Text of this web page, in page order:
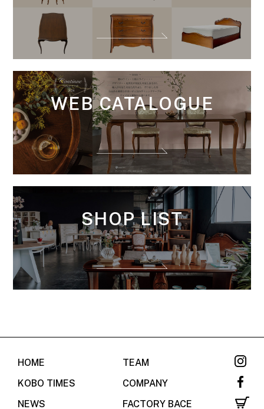
WEB CATALOGUE
SHOP LIST
HOME
KOBO TIMES
NEWS
TEAM
COMPANY
FACTORY BACE